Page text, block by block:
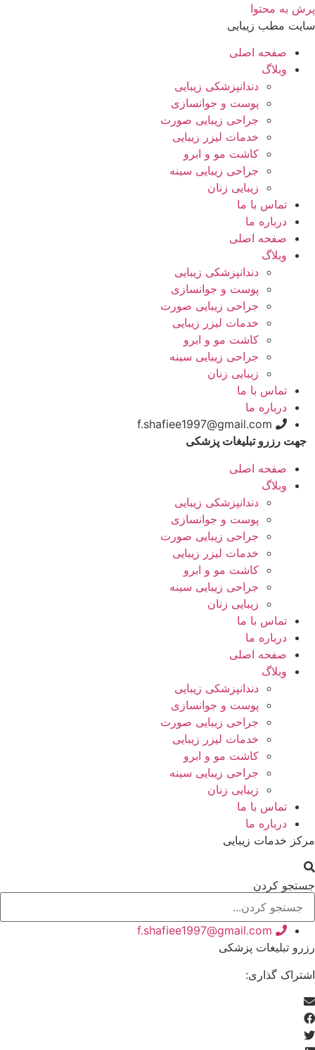
پرش به محتوا
سایت مطب زیبایی
صفحه اصلی
وبلاگ
دندانپزشکی زیبایی
پوست و جوانسازی
جراحی زیبایی صورت
خدمات لیزر زیبایی
کاشت مو و ابرو
جراحی زیبایی سینه
زیبایی زنان
تماس با ما
درباره ما
صفحه اصلی
وبلاگ
دندانپزشکی زیبایی
پوست و جوانسازی
جراحی زیبایی صورت
خدمات لیزر زیبایی
کاشت مو و ابرو
جراحی زیبایی سینه
زیبایی زنان
تماس با ما
درباره ما
f.shafiee1997@gmail.com
جهت رزرو تبلیغات پزشکی
صفحه اصلی
وبلاگ
دندانپزشکی زیبایی
پوست و جوانسازی
جراحی زیبایی صورت
خدمات لیزر زیبایی
کاشت مو و ابرو
جراحی زیبایی سینه
زیبایی زنان
تماس با ما
درباره ما
صفحه اصلی
وبلاگ
دندانپزشکی زیبایی
پوست و جوانسازی
جراحی زیبایی صورت
خدمات لیزر زیبایی
کاشت مو و ابرو
جراحی زیبایی سینه
زیبایی زنان
تماس با ما
درباره ما
مرکز خدمات زیبایی
جستجو کردن
f.shafiee1997@gmail.com
رزرو تبلیغات پزشکی
اشتراک گذاری: